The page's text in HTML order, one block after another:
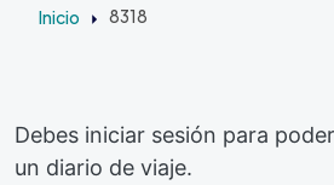
Inicio 8318
Debes iniciar sesión para
un diario de viaje.